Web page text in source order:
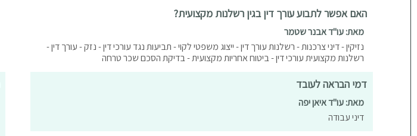
האם אפשר לתבוע עורך דין בגין רשלנות מקצועית?
מאת: עו"ד אבנר שטמר
נזיקין - דיני צרכנות - רשלנות עורך דין - ייצוג משפטי לקוי - תביעות נגד עורכי דין - נזק - עורך דין -
רשלנות מקצועית עורכי דין - ביטוח אחריות מקצועית - בדיקת הסכם שכר טרחה
דמי הבראה לעובד
מאת: עו"ד איאן יפה
דיני עבודה